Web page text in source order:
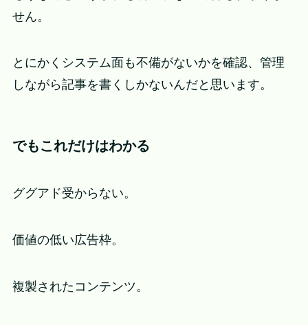
せん。
とにかくシステム面も不備がないかを確認、管理
しながら記事を書くしかないんだと思います。
でもこれだけはわかる
ググアド受からない。
価値の低い広告枠。
複製されたコンテンツ。